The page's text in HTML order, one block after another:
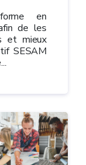
en
de les
et mieux
SESAM